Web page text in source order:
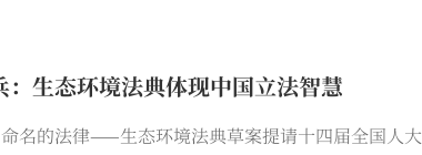
生态环境法典体现中国立法智慧
的法律——生态环境法典草案提请十四届全国人